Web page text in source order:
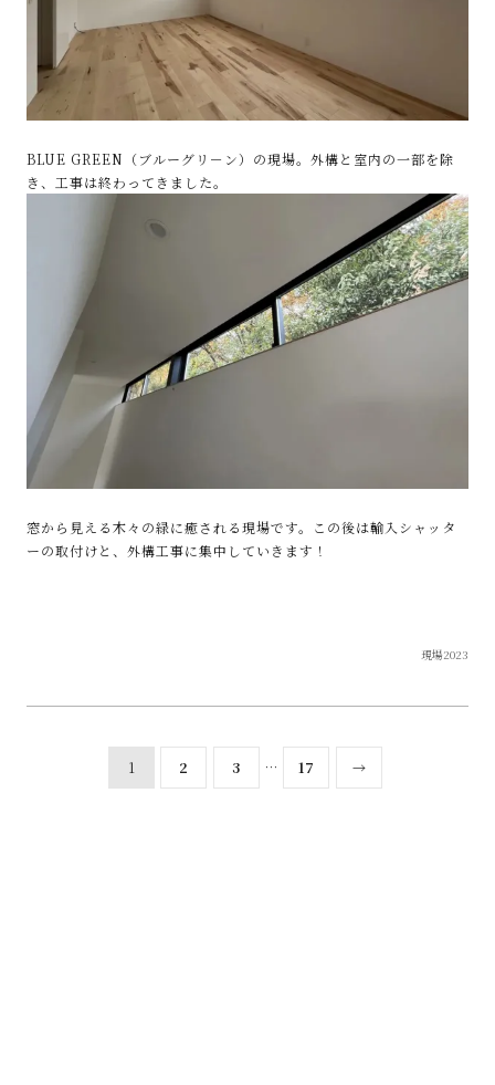
BLUE GREEN（ブルーグリ－ン）の現場。外構と室内の一部を除
き、工事は終わってきました。
窓から見える木々の緑に癒される現場です。この後は輸入シャッタ
ーの取付けと、外構工事に集中していきます！
現場2023
1 2 3 … 17 →